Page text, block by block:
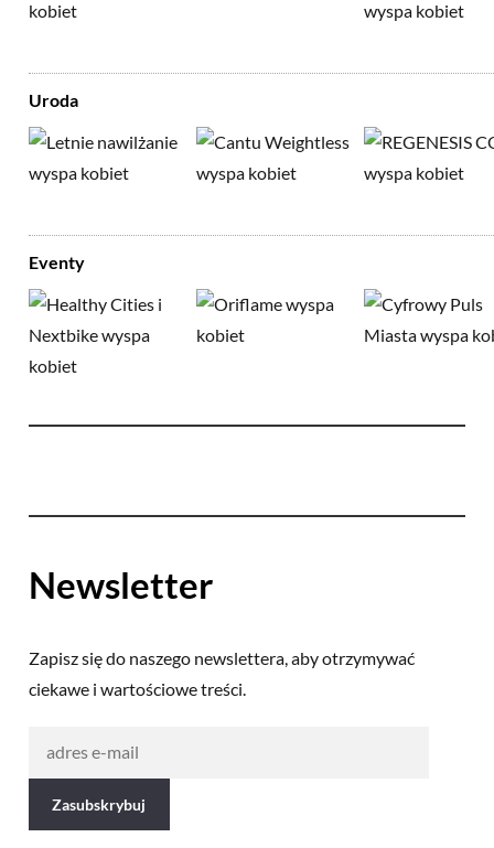
Uroda
Eventy
Newsletter
Zapisz się do naszego newslettera, aby otrzymywać
ciekawe i wartościowe treści.